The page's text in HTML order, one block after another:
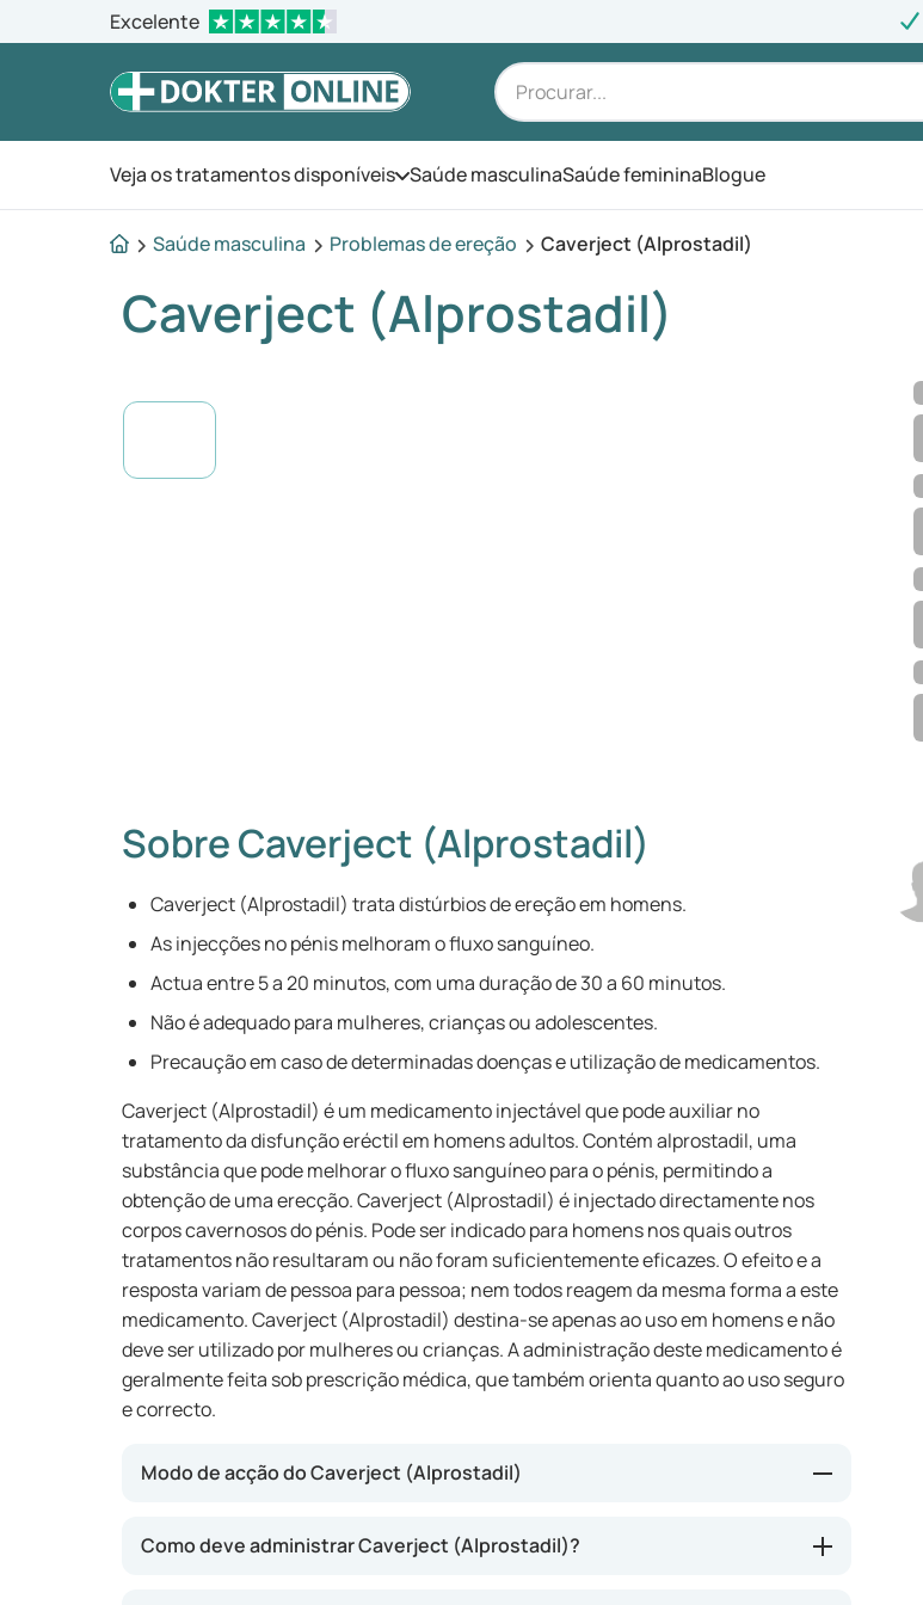
Excelente
Veja os tratamentos disponíveisAbra o menu
Saúde masculinaSaúde femininaBlogue
Saúde masculina Problemas de ereção Caverject (Alprostadil)
Caverject (Alprostadil)
Sobre Caverject (Alprostadil)
Caverject (Alprostadil) trata distúrbios de ereção em homens.
As injecções no pénis melhoram o fluxo sanguíneo.
Actua entre 5 a 20 minutos, com uma duração de 30 a 60 minutos.
Não é adequado para mulheres, crianças ou adolescentes.
Precaução em caso de determinadas doenças e utilização de medicamentos.
Caverject (Alprostadil) é um medicamento injectável que pode auxiliar no
tratamento da disfunção eréctil em homens adultos. Contém alprostadil, uma
substância que pode melhorar o fluxo sanguíneo para o pénis, permitindo a
obtenção de uma erecção. Caverject (Alprostadil) é injectado directamente nos
corpos cavernosos do pénis. Pode ser indicado para homens nos quais outros
tratamentos não resultaram ou não foram suficientemente eficazes. O efeito e a
resposta variam de pessoa para pessoa; nem todos reagem da mesma forma a este
medicamento. Caverject (Alprostadil) destina-se apenas ao uso em homens e não
deve ser utilizado por mulheres ou crianças. A administração deste medicamento é
geralmente feita sob prescrição médica, que também orienta quanto ao uso seguro
e correcto.
Modo de acção do Caverject (Alprostadil)
Caverject (Alprostadil) actua dilatando os vasos sanguíneos do pénis,
permitindo um maior fluxo de sangue para os corpos cavernosos. Isto pode
Como deve administrar Caverject (Alprostadil)?